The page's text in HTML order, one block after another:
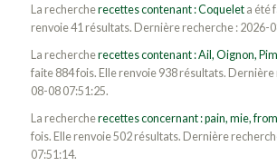
La rechercherecettes contenant : Coqueleta été
renvoie 41 résultats. Dernière recherche : 2026-
La rechercherecettes contenant : Ail, Oignon,
faite 884 fois. Elle renvoie 938 résultats.
08-08 07:51:25.
La rechercherecettes concernant : pain, mie,
fois. Elle renvoie 502 résultats. Dernière
07:51:14.